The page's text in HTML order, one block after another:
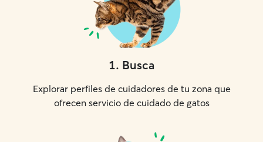
1. Busca
Explorar perfiles de cuidadores de tu zona que
ofrecen servicio de cuidado de gatos